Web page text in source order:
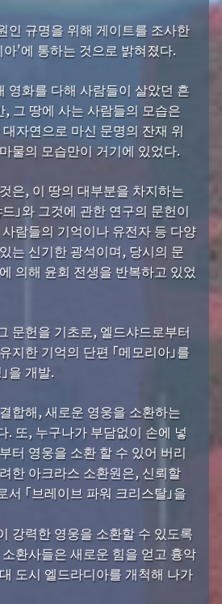
인 규명을 위해 게이트를 조사한
'에 통하는 것으로 밝혀졌다.
영화를 다해 사람들이 살았던 흔
그 땅에 사는 사람들의 모습은
자연으로 마신 문명의 잔재 위
물의 모습만이 거기에 있었다.
은, 이 땅의 대부분을 차지하는
」와 그것에 관한 연구의 문헌이
람들의 기억이나 유전자 등 다양
는 신기한 광석이며, 당시의 문
의해 윤회 전생을 반복하고 있었
문헌을 기초로, 엘드샤드로부터
지한 기억의 단편 「메모리아」를
을 개발.
합해, 새로운 영웅을 소환하는
. 또, 누구나가 부담없이 손에 넣
터 영웅을 소환 할 수 있어 버리
한 아크라스 소환원은, 신뢰할
「브레이브 파워 크리스탈」을
강력한 영웅을 소환할 수 있도록
환사들은 새로운 힘을 얻고 흉악
도시 엘드라디아를 개척해 나가